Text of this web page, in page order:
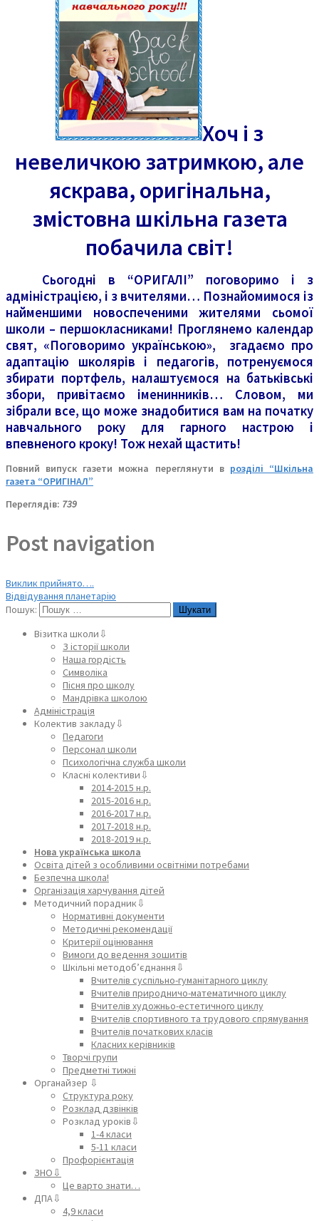
Хоч і з
невеличкою затримкою, але
яскрава, оригінальна,
змістовна шкільна газета
побачила світ!
Сьогодні в “ОРИГАЛІ” поговоримо і з
адміністрацією, і з вчителями… Познайомимося із
найменшими новоспеченими жителями сьомої
школи – першокласниками! Проглянемо календар
свят, «Поговоримо українською», згадаємо про
адаптацію школярів і педагогів, потренуємося
збирати портфель, налаштуємося на батьківські
збори, привітаємо іменинників… Словом, ми
зібрали все, що може знадобитися вам на початку
навчального року для гарного настрою і
впевненого кроку! Тож нехай щастить!
Повний випуск газети можна переглянути в розділі “Шкільна
газета “ОРИГІНАЛ”
Переглядів: 739
Post navigation
Виклик прийнято….
Відвідування планетарію
Пошук:
Візитка школи⇩
З історії школи
Наша гордість
Символіка
Пісня про школу
Мандрівка школою
Адміністрація
Колектив закладу⇩
Педагоги
Персонал школи
Психологічна служба школи
Класні колективи⇩
2014-2015 н.р.
2015-2016 н.р.
2016-2017 н.р.
2017-2018 н.р.
2018-2019 н.р.
Нова українська школа
Освіта дітей з особливими освітніми потребами
Безпечна школа!
Організація харчування дітей
Методичний порадник⇩
Нормативні документи
Методичні рекомендації
Критерії оцінювання
Вимоги до ведення зошитів
Шкільні методоб’єднання⇩
Вчителів суспільно-гуманітарного циклу
Вчителів природничо-математичного циклу
Вчителів художньо-естетичного циклу
Вчителів спортивного та трудового спрямування
Вчителів початкових класів
Класних керівників
Творчі групи
Предметні тижні
Органайзер ⇩
Структура року
Розклад дзвінків
Розклад уроків⇩
1-4 класи
5-11 класи
Профорієнтація
ЗНО⇩
Це варто знати…
ДПА⇩
4,9 класи